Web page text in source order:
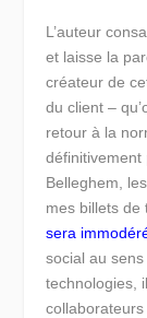
L’auteur
et laisse la
créateur de
du client –
retour à la
définitivement
Belleghem,
mes billets de
sera
social au
technologies,